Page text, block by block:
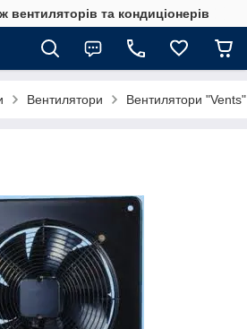
вентиляторів та кондиціонерів
Вентилятори Вентилятори